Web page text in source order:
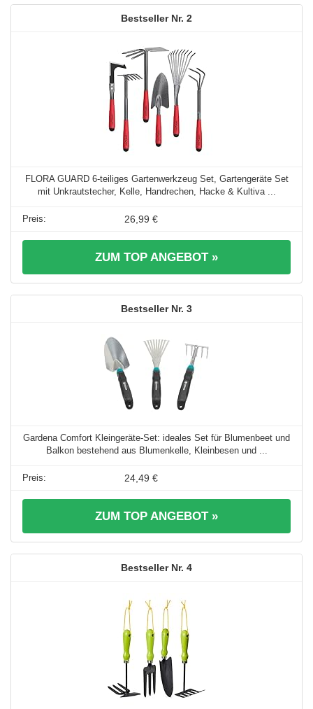
2
FLORA GUARD 6-teiliges Gartenwerkzeug Set, Gartengeräte Set
mit Unkrautstecher, Kelle, Handrechen, Hacke & Kultiva ...
26,99 €
ZUM TOP ANGEBOT »
3
Gardena Comfort Kleingeräte-Set: ideales Set für Blumenbeet und
Balkon bestehend aus Blumenkelle, Kleinbesen und ...
24,49 €
ZUM TOP ANGEBOT »
4